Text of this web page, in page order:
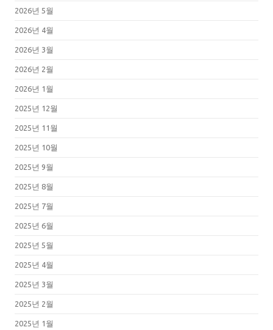
2026년 5월
2026년 4월
2026년 3월
2026년 2월
2026년 1월
2025년 12월
2025년 11월
2025년 10월
2025년 9월
2025년 8월
2025년 7월
2025년 6월
2025년 5월
2025년 4월
2025년 3월
2025년 2월
2025년 1월